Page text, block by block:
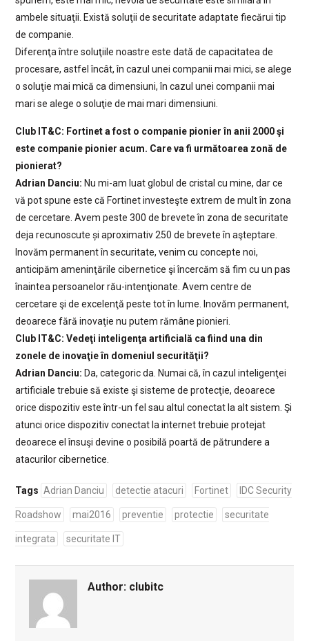
ambele situaţii. Există soluţii de securitate adaptate fiecărui tip
de companie.
Diferenţa între soluţiile noastre este dată de capacitatea de
procesare, astfel încât, în cazul unei companii mai mici, se alege
o soluţie mai mică ca dimensiuni, în cazul unei companii mai
mari se alege o soluţie de mai mari dimensiuni.
Club IT&C: Fortinet a fost o companie pionier în anii 2000 şi
este companie pionier acum. Care va fi următoarea zonă de
pionierat?
Adrian Danciu: Nu mi-am luat globul de cristal cu mine, dar ce
vă pot spune este că Fortinet investeşte extrem de mult în zona
de cercetare. Avem peste 300 de brevete în zona de securitate
deja recunoscute și aproximativ 250 de brevete în aşteptare.
Inovăm permanent în securitate, venim cu concepte noi,
anticipăm ameninţările cibernetice şi încercăm să fim cu un pas
înaintea persoanelor rău-intenţionate. Avem centre de
cercetare şi de excelenţă peste tot în lume. Inovăm permanent,
deoarece fără inovaţie nu putem rămâne pionieri.
Club IT&C: Vedeţi inteligenţa artificială ca fiind una din
zonele de inovaţie în domeniul securităţii?
Adrian Danciu: Da, categoric da. Numai că, în cazul inteligenţei
artificiale trebuie să existe şi sisteme de protecţie, deoarece
orice dispozitiv este într-un fel sau altul conectat la alt sistem. Şi
atunci orice dispozitiv conectat la internet trebuie protejat
deoarece el însuşi devine o posibilă poartă de pătrundere a
atacurilor cibernetice.
Tags Adrian Danciu detectie atacuri Fortinet IDC Security
Roadshow mai2016 preventie protectie securitate
integrata securitate IT
Author: clubitc